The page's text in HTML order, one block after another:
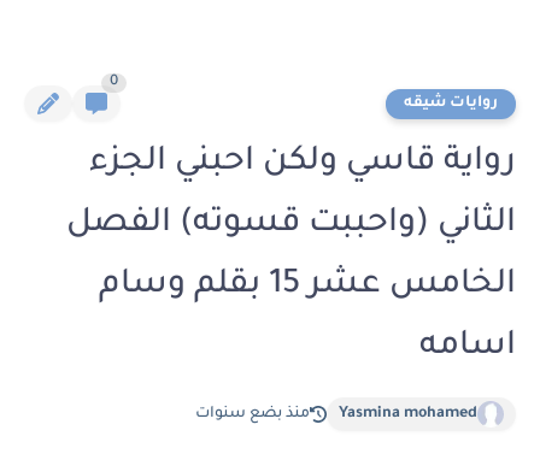
روايات شيقه
0
رواية قاسي ولكن احبني الجزء
الثاني (واحببت قسوته) الفصل
الخامس عشر 15 بقلم وسام
اسامه
Yasmina mohamed منذ بضع سنوات